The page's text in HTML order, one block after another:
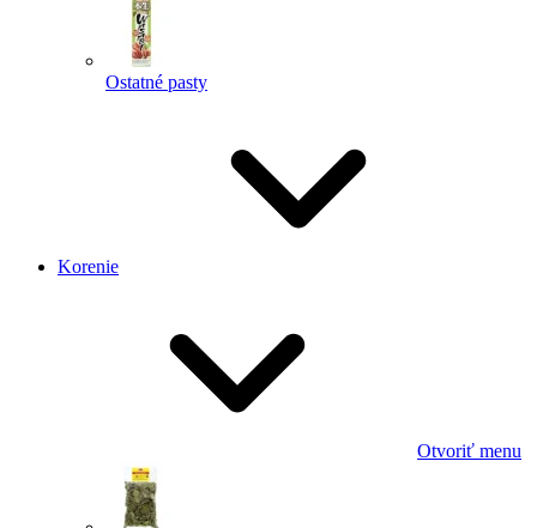
Ostatné pasty
Korenie
Otvoriť menu